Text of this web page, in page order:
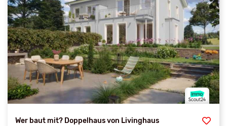
Wer baut mit? Doppelhaus von Livinghaus